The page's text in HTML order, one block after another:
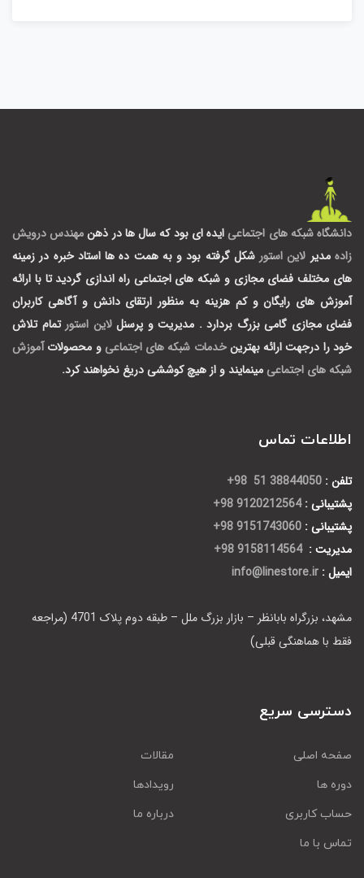
دانشگاه شبکه های اجتماعی ایده ای بود که سال ها در ذهنمهندس درویش
زاده مدیر لاین استور شکل گرفته بود و به همت ده ها استاد خبره در زمینه
های مختلف فضای مجازی و شبکه های اجتماعی راه اندازی گردید تا با ارائه
آموزش های رایگان و کم هزینه به منظور ارتقای دانش و آگاهی کاربران
فضای مجازی گامی بزرگ بردارد . مدیریت و پرسنللاین استور تمام تلاش
خود را درجهت ارائه بهترینخدمات شبکه های اجتماعی و محصولات آموزش
شبکه های اجتماعی مینمایند و از هیچ کوششی دریغ نخواهند کرد.
اطلاعات تماس
تلفن : 38844050 51 98+
پشتیبانی : 9120212564 98+
پشتیبانی : 9151743060 98+
مدیریت : 9158114564 98+
ایمیل : info@linestore.ir
مشهد، بزرگراه بابانظر – بازار بزرگ ملل – طبقه دوم پلاک 4701 (مراجعه
فقط با هماهنگی قبلی)
دسترسی سریع
صفحه اصلی
مقالات
دوره ها
رویدادها
حساب کاربری
درباره ما
تماس با ما